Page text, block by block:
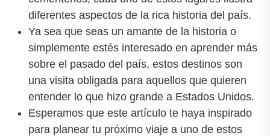
diferentes aspectos de la rica historia del país.
Ya sea que seas un amante de la historia o
simplemente estés interesado en aprender más
sobre el pasado del país, estos destinos son
una visita obligada para aquellos que quieren
entender lo que hizo grande a Estados Unidos.
Esperamos que este artículo te haya inspirado
para planear tu próximo viaje a uno de estos